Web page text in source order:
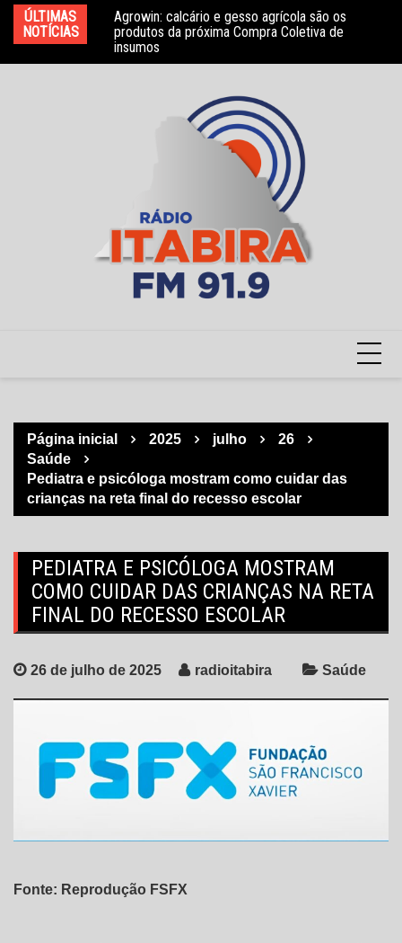
para
conteúdo
ÚLTIMAS
NOTÍCIAS
Agrowin: calcário e gesso agrícola são os
produtos da próxima Compra Coletiva de
insumos
Novo convênio com a Associação Nosso Lar
garante atendimento a crianças com TEA
Página inicial 2025 julho
26
Saúde
Pediatra e psicóloga mostram como cuidar das
crianças na reta final do recesso escolar
PEDIATRA E PSICÓLOGA MOSTRAM
COMO CUIDAR DAS CRIANÇAS NA RETA
FINAL DO RECESSO ESCOLAR
26 de julho de 2025 radioitabira Saúde
Fonte: Reprodução FSFX